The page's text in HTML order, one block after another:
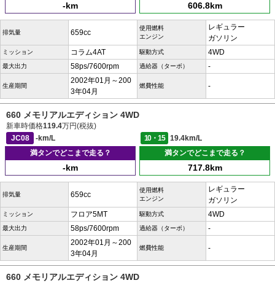
-km 606.8km
排気量 659cc
使用燃料
エンジン
レギュラー
ガソリン
ミッション コラム4AT 駆動方式 4WD
最大出力 58ps/7600rpm 過給器（ターボ） -
生産期間
2002年01月～200
3年04月
燃費性能 -
660 メモリアルエディション 4WD
新車時価格119.4万円(税抜)
JC08
-km/L 10・15
19.4km/L
満タンでどこまで走る？
-km
満タンでどこまで走る？
717.8km
排気量 659cc
使用燃料
エンジン
レギュラー
ガソリン
ミッション フロア5MT 駆動方式 4WD
最大出力 58ps/7600rpm 過給器（ターボ） -
生産期間
2002年01月～200
3年04月
燃費性能 -
660 メモリアルエディション 4WD